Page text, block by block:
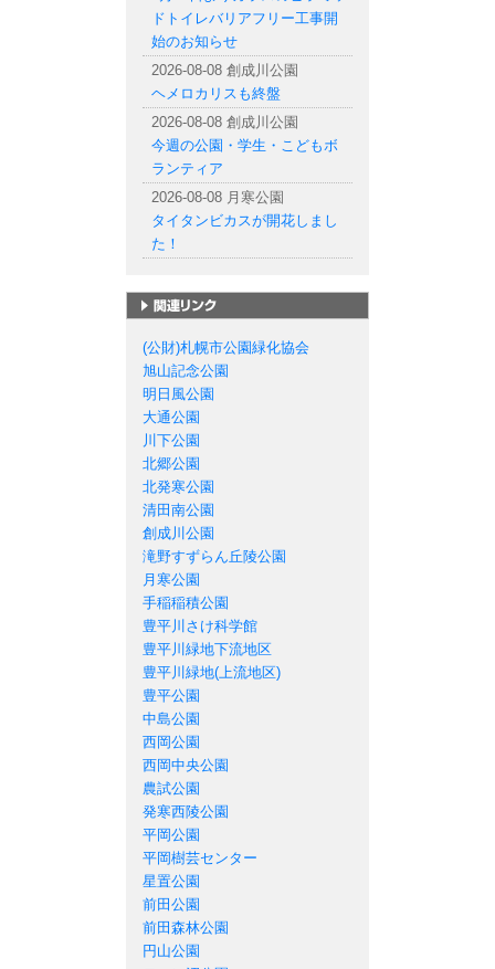
ドトイレバリアフリー工事開
始のお知らせ
2026-08-08 創成川公園
ヘメロカリスも終盤
2026-08-08 創成川公園
今週の公園・学生・こどもボ
ランティア
2026-08-08 月寒公園
タイタンビカスが開花しまし
た！
(公財)札幌市公園緑化協会
旭山記念公園
明日風公園
大通公園
川下公園
北郷公園
北発寒公園
清田南公園
創成川公園
滝野すずらん丘陵公園
月寒公園
手稲稲積公園
豊平川さけ科学館
豊平川緑地下流地区
豊平川緑地(上流地区)
豊平公園
中島公園
西岡公園
西岡中央公園
農試公園
発寒西陵公園
平岡公園
平岡樹芸センター
星置公園
前田公園
前田森林公園
円山公園